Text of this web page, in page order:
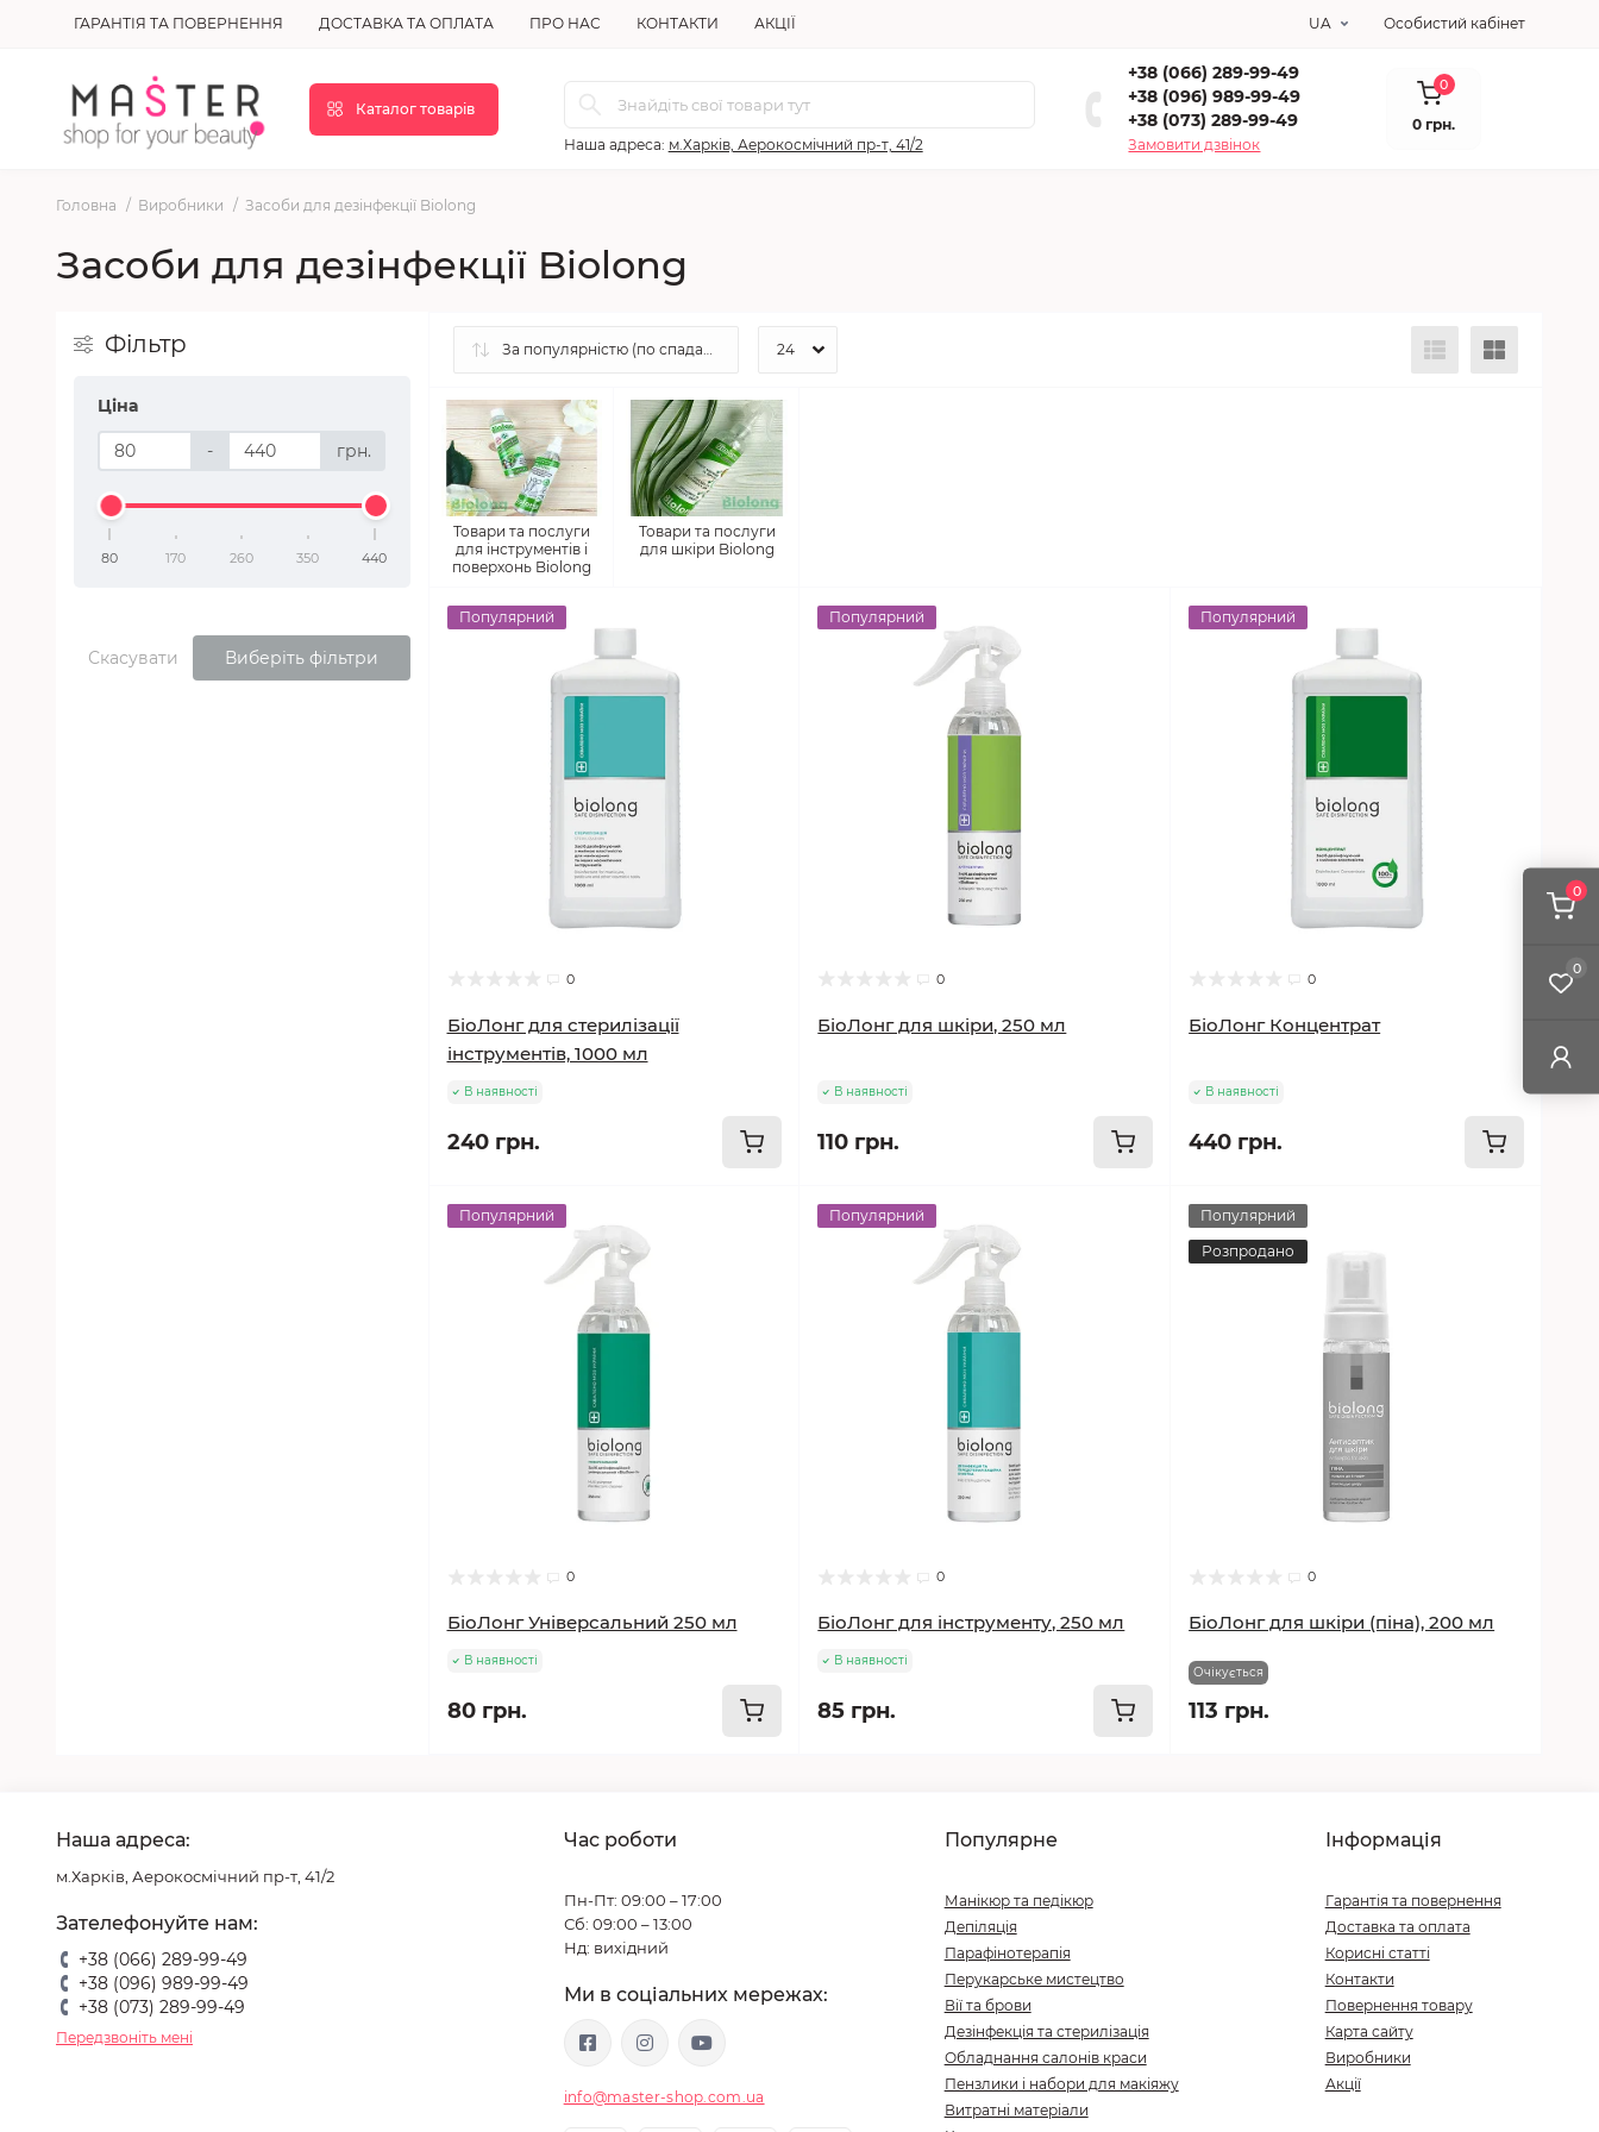
0
0
ГАРАНТІЯ ТА ПОВЕРНЕННЯ ДОСТАВКА ТА ОПЛАТА ПРО НАС КОНТАКТИ АКЦІЇ UA Особистий кабінет
Каталог товарів
Наша адреса: м.Харків, Аерокосмічний пр-т, 41/2
+38 (066) 289-99-49
+38 (096) 989-99-49
+38 (073) 289-99-49
Замовити дзвінок
0
0 грн.
Головна Виробники Засоби для дезінфекції Biolong
Засоби для дезінфекції Biolong
Фільтр
Ціна
- грн.
80 170 260 350 440
Скасувати Виберіть фільтри
Товари та послуги
для інструментів і
поверхонь Biolong
Товари та послуги
для шкіри Biolong
Популярний
0
БіоЛонг для стерилізації
інструментів, 1000 мл
В наявності
240 грн.
Популярний
0
БіоЛонг для шкіри, 250 мл
В наявності
110 грн.
Популярний
0
БіоЛонг Концентрат
В наявності
440 грн.
Популярний
0
БіоЛонг Універсальний 250 мл
В наявності
80 грн.
Популярний
0
БіоЛонг для інструменту, 250 мл
В наявності
85 грн.
Популярний
Розпродано
0
БіоЛонг для шкіри (піна), 200 мл
Очікується
113 грн.
Наша адреса:
м.Харків, Аерокосмічний пр-т, 41/2
Зателефонуйте нам:
+38 (066) 289-99-49
+38 (096) 989-99-49
+38 (073) 289-99-49
Передзвоніть мені
Час роботи
Пн-Пт: 09:00 – 17:00
Сб: 09:00 – 13:00
Нд: вихідний
Ми в соціальних мережах:
info@master-shop.com.ua
Популярне
Манікюр та педікюр
Депіляція
Парафінотерапія
Перукарське мистецтво
Вії та брови
Дезінфекція та стерилізація
Обладнання салонів краси
Пензлики і набори для макіяжу
Витратні матеріали
Інформація
Гарантія та повернення
Доставка та оплата
Корисні статті
Контакти
Повернення товару
Карта сайту
Виробники
Акції